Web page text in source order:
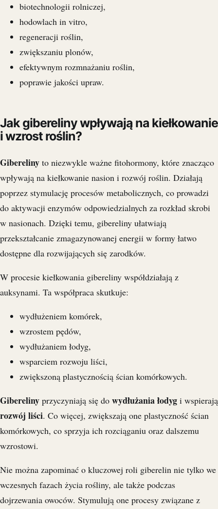
biotechnologii rolniczej,
hodowlach in vitro,
regeneracji roślin,
zwiększaniu plonów,
efektywnym rozmnażaniu roślin,
poprawie jakości upraw.
Jak gibereliny wpływają na kiełkowanie
i wzrost roślin?
Gibereliny to niezwykle ważne fitohormony, które znacząco
wpływają na kiełkowanie nasion i rozwój roślin. Działają
poprzez stymulację procesów metabolicznych, co prowadzi
do aktywacji enzymów odpowiedzialnych za rozkład skrobi
w nasionach. Dzięki temu, gibereliny ułatwiają
przekształcanie zmagazynowanej energii w formy łatwo
dostępne dla rozwijających się zarodków.
W procesie kiełkowania gibereliny współdziałają z
auksynami. Ta współpraca skutkuje:
wydłużeniem komórek,
wzrostem pędów,
wydłużaniem łodyg,
wsparciem rozwoju liści,
zwiększoną plastycznością ścian komórkowych.
Gibereliny przyczyniają się do wydłużania łodyg i wspierają
rozwój liści. Co więcej, zwiększają one plastyczność ścian
komórkowych, co sprzyja ich rozciąganiu oraz dalszemu
wzrostowi.
Nie można zapominać o kluczowej roli giberelin nie tylko we
wczesnych fazach życia rośliny, ale także podczas
dojrzewania owoców. Stymulują one procesy związane z